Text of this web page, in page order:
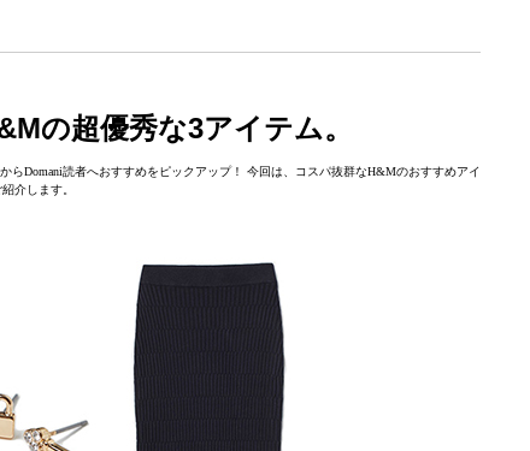
の超優秀な3アイテム。
Domani読者へおすすめをピックアップ！ 今回は、コスパ抜群なH&Mのおすすめアイ
介します。